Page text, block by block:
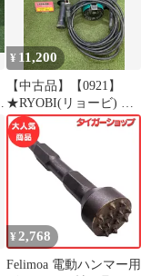
¥ 11,200
【中古品】【0921】
★RYOBI(リョービ) コ
ンクリートハンマ(六角
軸) CH-462
ITCC4J25CSQ8
¥ 2,768
Felimoa 電動ハンマー用